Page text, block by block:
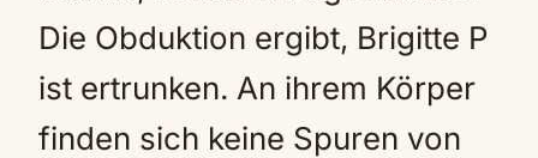
Die Obduktion ergibt, Brigitte P
ist ertrunken. An ihrem Körper
finden sich keine Spuren von